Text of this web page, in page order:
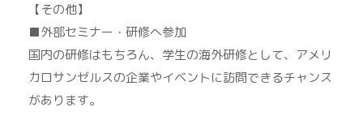
【その他】
■外部セミナー・研修へ参加
国内の研修はもちろん、学生の海外研修として、アメリ
カロサンゼルスの企業やイベントに訪問できるチャンス
があります。